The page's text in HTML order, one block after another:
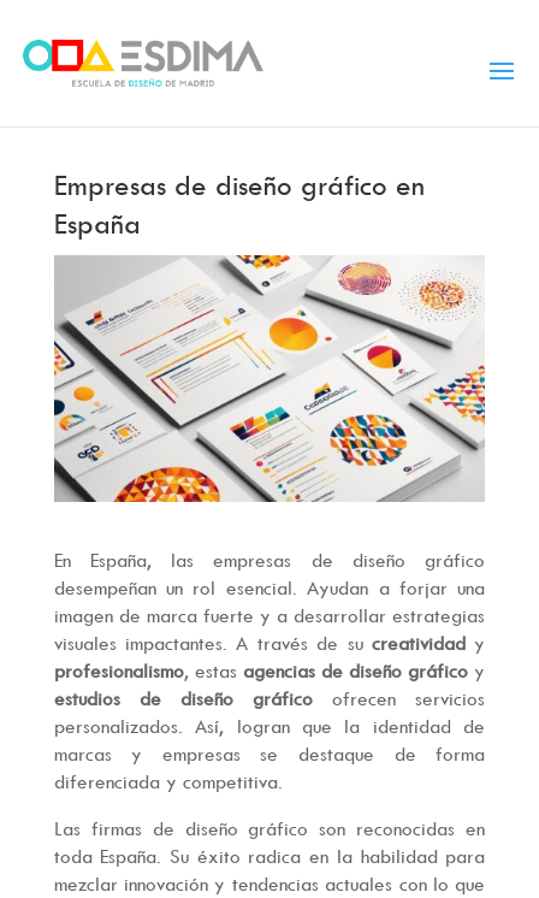
Empresas de diseño gráfico en
España
En España, las empresas de diseño gráfico
desempeñan un rol esencial. Ayudan a forjar una
imagen de marca fuerte y a desarrollar estrategias
visuales impactantes. A través de su creatividady
profesionalismo, estas agencias de diseño gráfico y
estudios de diseño gráfico ofrecen servicios
personalizados. Así, logran que la identidad de
marcas y empresas se destaque de forma
diferenciada y competitiva.
Las firmas de diseño gráfico son reconocidas en
toda España. Su éxito radica en la habilidad para
mezclar innovación y tendencias actuales con lo que